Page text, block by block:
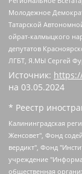
Молодежное
Татарской
ойрат-калмыцкого
депутатов
ЛГБТ, Я.МЫ Сергей
Источник:
на 03.05.2024
* Реестр
Калининградская региональная общественная организация "Экозащита!-Женсовет", Фонд содействия защите прав и свобод граждан "Общественный вердикт", Фонд "Институт Развития Свободы Информации", Частное учреждение "Информационное агентство МЕМО. РУ", Региональная общественная организация "Общественная комиссия по сохранению наследия академика Сахарова", Фонд поддержки свободы прессы, Санкт-Петербургская общественная правозащитная организация "Гражданский контроль", Межрегиональная общественная организация "Информационно-просветительский центр "Мемориал", Региональный Фонд "Центр Защиты Прав Средств Массовой Информации", с 05.12.2023 Фонд "Центр Защиты Прав Средств массовой информации", Региональная общественная благотворительная организация помощи беженцам и мигрантам "Гражданское содействие", Негосударственное образовательное учреждение дополнительного профессионального образования (повышение квалификации) специалистов "АКАДЕМИЯ ПО ПРАВАМ ЧЕЛОВЕКА", Свердловская региональная общественная организация "Сутяжник", Автономная некоммерческая организация "Центр независимых социологических исследований", Союз общественных объединений "Российский исследовательский центр по правам человека", Региональное общественное учреждение научно-информационный центр "МЕМОРИАЛ", Некоммерческая организация "Фонд защиты гласности", Автономная некоммерческая организация "Институт прав человека", Городская общественная организация "Екатеринбургское общество "МЕМОРИАЛ", Городская общественная организация "Рязанское историко-просветительское и правозащитное общество "Мемориал" (Рязанский Мемориал), Челябинский региональный орган общественной самодеятельности – женское общественное объединение "Женщины Евразии", Челябинский региональный орган общественной самодеятельности "Уральская правозащитная группа", Фонд содействия защите здоровья и социальной справедливости имени Андрея Рылькова, Автономная Некоммерческая Организация "Аналитический Центр Юрия Левады", Автономная некоммерческая организация социальной поддержки населения "Проект Апрель", Региональная общественная организация помощи женщинам и детям, находящимся в кризисной ситуации "Информационно-методический центр "Анна", Фонд содействия развитию массовых коммуникаций и правовому просвещению "Так-так-Так", Фонд содействия устойчивому развитию "Серебряная тайга", Свердловский региональный общественный фонд социальных проектов "Новое время", "Idel.Реалии", Кавказ.Реалии, Крым.Реалии, Телеканал Настоящее Время, Татаро-башкирская служба Радио Свобода (Azatliq Radiosi), Радио Свободная Европа/Радио Свобода (PCE/PC), "Сибирь.Реалии", "Фактограф", Благотворительный фонд помощи осужденным и их семьям, Автономная некоммерческая организация "Институт глобализации и социальных движений", Фонд "В защиту прав заключенных", Частное учреждение "Центр поддержки и содействия развитию средств массовой информации", Пензенский